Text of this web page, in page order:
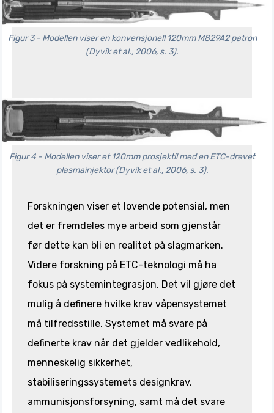
Figur 3 - Modellen viser en konvensjonell 120mm M829A2 patron
(Dyvik et al., 2006, s. 3).
Figur 4 - Modellen viser et 120mm prosjektil med en ETC-drevet
plasmainjektor (Dyvik et al., 2006, s. 3).
Forskningen viser et lovende potensial, men
det er fremdeles mye arbeid som gjenstår
før dette kan bli en realitet på slagmarken.
Videre forskning på ETC-teknologi må ha
fokus på systemintegrasjon. Det vil gjøre det
mulig å definere hvilke krav våpensystemet
må tilfredsstille. Systemet må svare på
definerte krav når det gjelder vedlikehold,
menneskelig sikkerhet,
stabiliseringssystemets designkrav,
ammunisjonsforsyning, samt må det svare